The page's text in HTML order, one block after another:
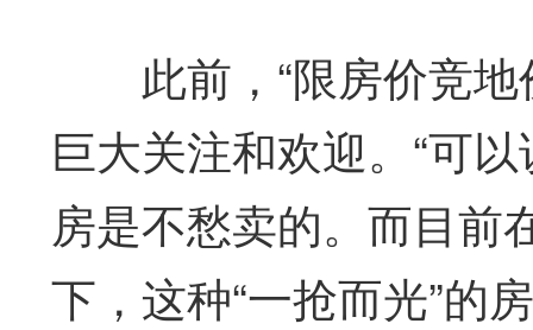
此前，“限房价竞地
巨大关注和欢迎。“可
房是不愁卖的。而目前
下，这种“一抢而光”的